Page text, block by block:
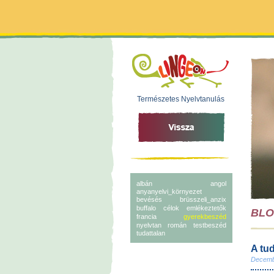
Természetes Nyelvtanulás
albán
angol
anyanyelvi_környezet
bevésés
brüsszeli_anzix
buffalo
célok
emlékeztetők
francia
gyerekbeszéd
nyelvtan
román
testbeszéd
tudattalan
A